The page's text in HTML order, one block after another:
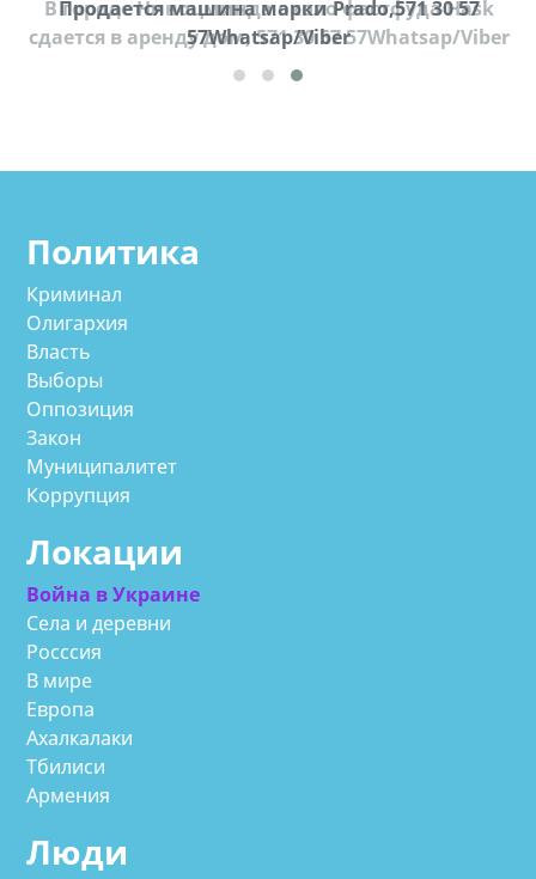
Продается машина марки Prado,571 30 57
57Whatsap/Viber
Политика
Криминал
Олигархия
Власть
Выборы
Оппозиция
Закон
Муниципалитет
Коррупция
Локации
Война в Украине
Села и деревни
Росссия
В мире
Европа
Ахалкалаки
Тбилиси
Армения
Люди